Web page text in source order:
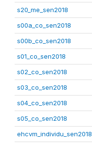
s20_me_sen2018
s00a_co_sen2018
s00b_co_sen2018
s01_co_sen2018
s02_co_sen2018
s03_co_sen2018
s04_co_sen2018
s05_co_sen2018
ehcvm_individu_sen2018